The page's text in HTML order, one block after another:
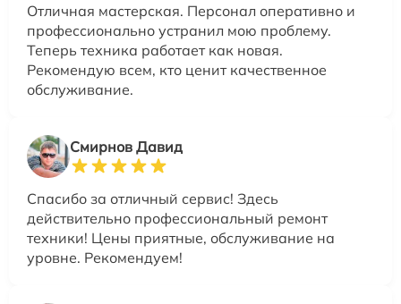
Отличная мастерская. Персонал оперативно и
профессионально устранил мою проблему.
Теперь техника работает как новая.
Рекомендую всем, кто ценит качественное
обслуживание.
Смирнов Давид
Спасибо за отличный сервис! Здесь
действительно профессиональный ремонт
техники! Цены приятные, обслуживание на
уровне. Рекомендуем!